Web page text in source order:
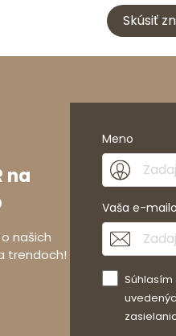
Skúsiť
na
našich
trendoch!
Meno
Vaša e-